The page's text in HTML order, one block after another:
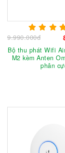
9.990.000đ
Bộ thu phát Wifi
M2 kèm Anten
phân